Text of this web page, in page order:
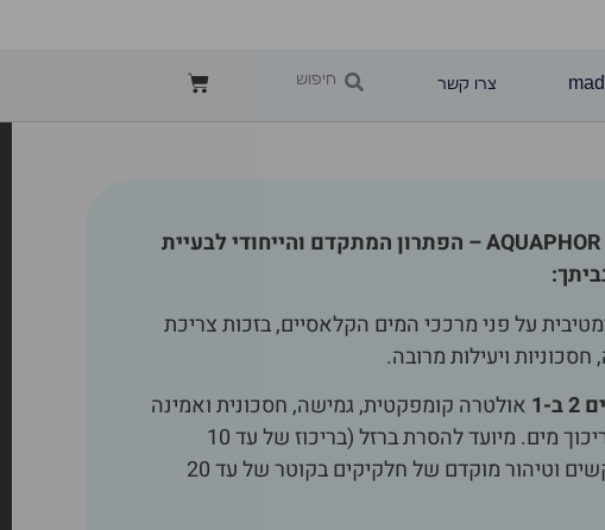
צרו קשר
מרכך מים ביתי AQUAPHOR – הפתרון המתקדם והייחודי לבעיית
על פני מרככי המים הקלאסיים, בזכות צריכת
ויעילות מרובה.
1
אולטרה קומפקטית, גמישה, חסכונית ואמינה
להסרת חלודה וריכוך מים. מיועד להסרת ברזל (בריכוז של עד 10
מ”ג/ל), מלחים קשים וטיהור מוקדם של חלקיקים בקוטר של עד 20